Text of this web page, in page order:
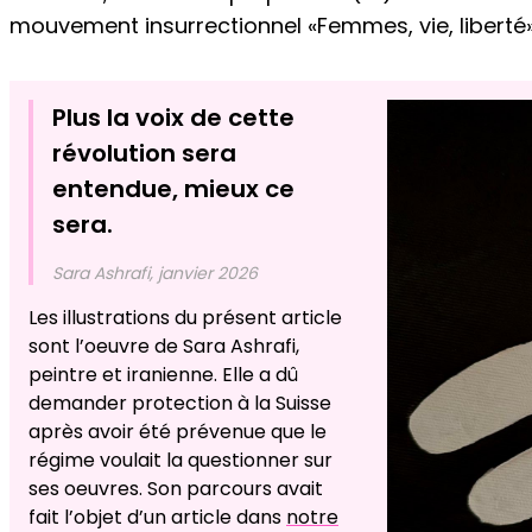
mouvement insurrectionnel «Femmes, vie,
Plus la voix de cette
révolution sera
entendue, mieux ce
sera.
Sara Ashrafi, janvier 2026
Les illustrations du présent article
sont l’oeuvre de Sara Ashrafi,
peintre et iranienne. Elle a dû
demander protection à la Suisse
après avoir été prévenue que le
régime voulait la questionner sur
ses oeuvres. Son parcours avait
fait l’objet d’un article dans notre